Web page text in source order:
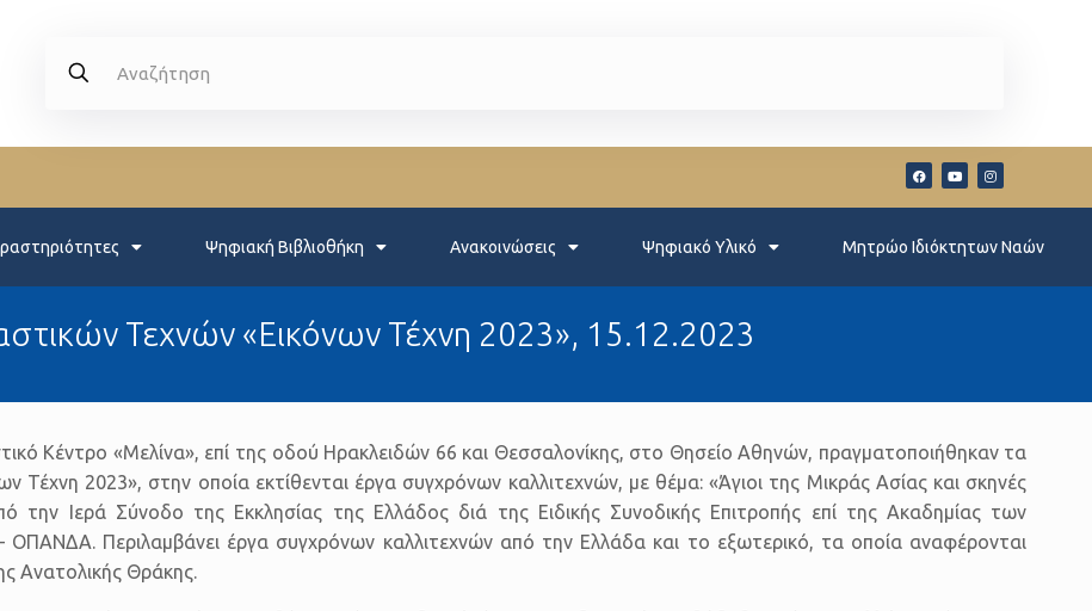
Ψηφιακή Βιβλιοθήκη Ανακοινώσεις Ψηφιακό Υλικό Μητρώο Ιδιόκτητων Ναών
Τεχνών «Εικόνων Τέχνη 2023», 15.12.2023
Κέντρο «Μελίνα», επί της οδού Ηρακλειδών 66 και Θεσσαλονίκης, στο Θησείο Αθηνών, πραγματοποιήθηκαν τα
Τέχνη 2023», στην οποία εκτίθενται έργα συγχρόνων καλλιτεχνών, με θέμα: «Άγιοι της Μικράς Ασίας και σκηνές
την Ιερά Σύνοδο της Εκκλησίας της Ελλάδος διά της Ειδικής Συνοδικής Επιτροπής επί της Ακαδημίας των
ΟΠΑΝΔΑ. Περιλαμβάνει έργα συγχρόνων καλλιτεχνών από την Ελλάδα και το εξωτερικό, τα οποία αναφέρονται
Ανατολικής Θράκης.